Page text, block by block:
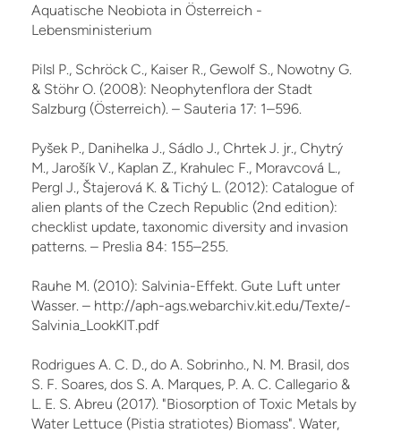
Aquatische Neobiota in Österreich -
Lebensministerium
Pilsl P., Schröck C., Kaiser R., Gewolf S., Nowotny G.
& Stöhr O. (2008): Neophytenflora der Stadt
Salzburg (Österreich). – Sauteria 17: 1–596.
Pyšek P., Danihelka J., Sádlo J., Chrtek J. jr., Chytrý
M., Jarošík V., Kaplan Z., Krahulec F., Moravcová L.,
Pergl J., Štajerová K. & Tichý L. (2012): Catalogue of
alien plants of the Czech Re­public (2nd edition):
checklist update, taxonomic diversity and invasion
patterns. – Preslia 84: 155–255.
Rauhe M. (2010): Salvinia-Effekt. Gute Luft unter
Wasser. – http://aph-ags.webarchiv.kit.edu/Texte/-
Salvinia_LookKIT.pdf
Rodrigues A. C. D., do A. Sobrinho., N. M. Brasil, dos
S. F. Soares, dos S. A. Marques, P. A. C. Callegario &
L. E. S. Abreu (2017). "Biosorption of Toxic Metals by
Water Lettuce (Pistia stratiotes) Biomass". Water,